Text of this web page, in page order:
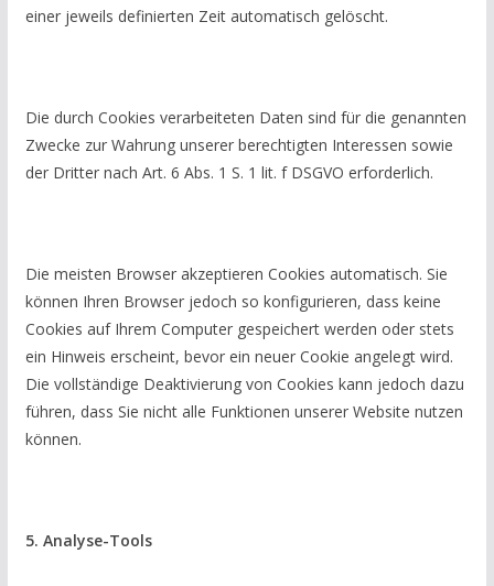
einer jeweils definierten Zeit automatisch gelöscht.
Die durch Cookies verarbeiteten Daten sind für die genannten
Zwecke zur Wahrung unserer berechtigten Interessen sowie
der Dritter nach Art. 6 Abs. 1 S. 1 lit. f DSGVO erforderlich.
Die meisten Browser akzeptieren Cookies automatisch. Sie
können Ihren Browser jedoch so konfigurieren, dass keine
Cookies auf Ihrem Computer gespeichert werden oder stets
ein Hinweis erscheint, bevor ein neuer Cookie angelegt wird.
Die vollständige Deaktivierung von Cookies kann jedoch dazu
führen, dass Sie nicht alle Funktionen unserer Website nutzen
können.
5. Analyse-Tools